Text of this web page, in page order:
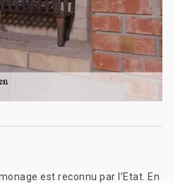
est reconnu par l’Etat. En